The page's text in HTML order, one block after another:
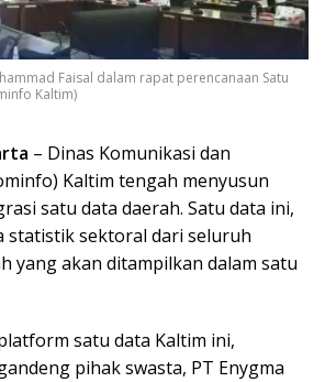
Faisal dalam rapat perencanaan Satu
Kaltim)
– Dinas Komunikasi dan
Kaltim tengah menyusun
satu data daerah. Satu data ini,
statistik sektoral dari seluruh
yang akan ditampilkan dalam satu
satu data Kaltim ini,
pihak swasta, PT Enygma